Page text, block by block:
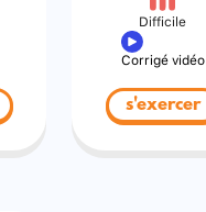
Difficile
Corrigé vidéo
s'exercer